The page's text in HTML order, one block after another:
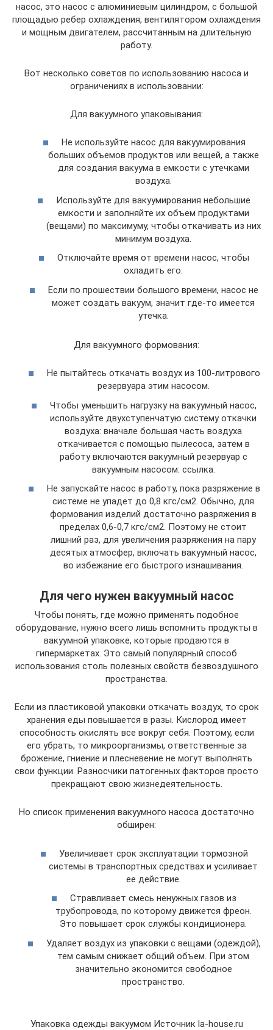
насос, это насос с алюминиевым цилиндром, с большой
площадью ребер охлаждения, вентилятором охлаждения
и мощным двигателем, рассчитанным на длительную
работу.
Вот несколько советов по использованию насоса и
ограничениях в использовании:
Для вакуумного упаковывания:
Не используйте насос для вакуумирования
больших объемов продуктов или вещей, а также
для создания вакуума в емкости с утечками
воздуха.
Используйте для вакуумирования небольшие
емкости и заполняйте их объем продуктами
(вещами) по максимуму, чтобы откачивать из них
минимум воздуха.
Отключайте время от времени насос, чтобы
охладить его.
Если по прошествии большого времени, насос не
может создать вакуум, значит где-то имеется
утечка.
Для вакуумного формования:
Не пытайтесь откачать воздух из 100-литрового
резервуара этим насосом.
Чтобы уменьшить нагрузку на вакуумный насос,
используйте двухступенчатую систему откачки
воздуха: вначале большая часть воздуха
откачивается с помощью пылесоса, затем в
работу включаются вакуумный резервуар с
вакуумным насосом: ссылка.
Не запускайте насос в работу, пока разряжение в
системе не упадет до 0,8 кгс/см2. Обычно, для
формования изделий достаточно разряжения в
пределах 0,6-0,7 кгс/см2. Поэтому не стоит
лишний раз, для увеличения разряжения на пару
десятых атмосфер, включать вакуумный насос,
во избежание его быстрого изнашивания.
Для чего нужен вакуумный насос
Чтобы понять, где можно применять подобное
оборудование, нужно всего лишь вспомнить продукты в
вакуумной упаковке, которые продаются в
гипермаркетах. Это самый популярный способ
использования столь полезных свойств безвоздушного
пространства.
Если из пластиковой упаковки откачать воздух, то срок
хранения еды повышается в разы. Кислород имеет
способность окислять все вокруг себя. Поэтому, если
его убрать, то микроорганизмы, ответственные за
брожение, гниение и плесневение не могут выполнять
свои функции. Разносчики патогенных факторов просто
прекращают свою жизнедеятельность.
Но список применения вакуумного насоса достаточно
обширен:
Увеличивает срок эксплуатации тормозной
системы в транспортных средствах и усиливает
ее действие.
Стравливает смесь ненужных газов из
трубопровода, по которому движется фреон.
Это повышает срок службы кондиционера.
Удаляет воздух из упаковки с вещами (одеждой),
тем самым снижает общий объем. При этом
значительно экономится свободное
пространство.
Упаковка одежды вакуумом Источник la-house.ru